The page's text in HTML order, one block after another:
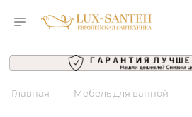
Главная — Мебель для ванной —